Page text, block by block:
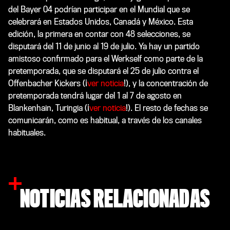
del Bayer 04 podrían participar en el Mundial que se
celebrará en Estados Unidos, Canadá y México. Esta
edición, la primera en contar con 48 selecciones, se
disputará del 11 de junio al 19 de julio. Ya hay un partido
amistoso confirmado para el Werkself como parte de la
pretemporada, que se disputará el 25 de julio contra el
Offenbacher Kickers (¡ver noticia!), y la concentración de
pretemporada tendrá lugar del 1 al 7 de agosto en
Blankenhain, Turingia (¡ver noticia!). El resto de fechas se
comunicarán, como es habitual, a través de los canales
habituales.
NOTICIAS RELACIONADAS